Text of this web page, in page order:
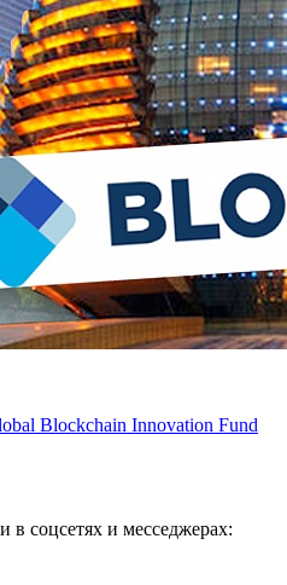
Blockchain Innovation Fund
в соцсетях и месседжерах: